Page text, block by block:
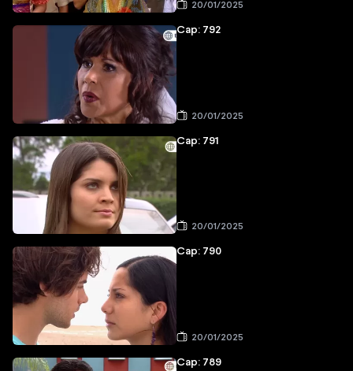
20/01/2025
Cap: 792
20/01/2025
Cap: 791
20/01/2025
Cap: 790
20/01/2025
Cap: 789